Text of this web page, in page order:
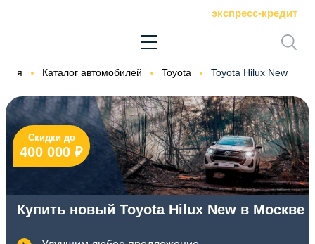
экспресс-кредит
Каталог автомобилей Toyota Toyota Hilux New
Купить новый Toyota Hilux New в Москве
Скидки до
400 000 ₽